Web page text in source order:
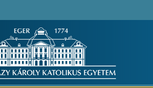
honlapon: